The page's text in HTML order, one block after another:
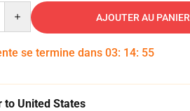
AJOUTER AU PANIER
se termine dans 03: 14: 54
to United States